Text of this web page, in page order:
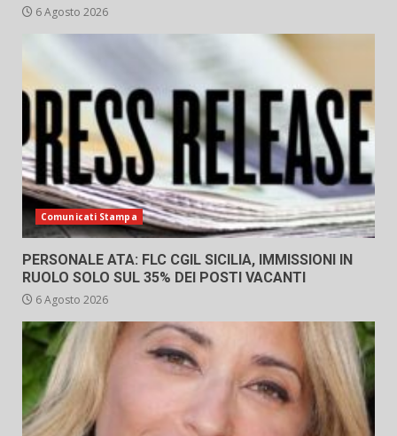
6 Agosto 2026
Comunicati Stampa
PERSONALE ATA: FLC CGIL SICILIA, IMMISSIONI IN
RUOLO SOLO SUL 35% DEI POSTI VACANTI
6 Agosto 2026